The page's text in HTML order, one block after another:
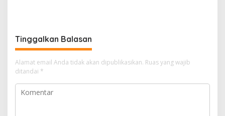
Tinggalkan Balasan
Alamat email Anda tidak akan dipublikasikan. Ruas yang wajib
ditandai *